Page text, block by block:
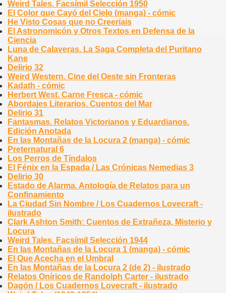
Weird Tales. Facsímil Selección 1950
El Color que Cayó del Cielo (manga) - cómic
He Visto Cosas que no Creeríais
El Astronomicón y Otros Textos en Defensa de la
Ciencia
Luna de Calaveras. La Saga Completa del Puritano
Kane
Delirio 32
Weird Western. Cine del Oeste sin Fronteras
Kadath - cómic
Herbert West. Carne Fresca - cómic
Abordajes Literarios. Cuentos del Mar
Delirio 31
Fantasmas. Relatos Victorianos y Eduardianos.
Edición Anotada
En las Montañas de la Locura 2 (manga) - cómic
Preternatural 6
Los Perros de Tíndalos
El Fénix en la Espada / Las Crónicas Nemedias 3
Delirio 30
Estado de Alarma. Antología de Relatos para un
Confinamiento
La Ciudad Sin Nombre / Los Cuadernos Lovecraft -
ilustrado
Clark Ashton Smith: Cuentos de Extrañeza, Misterio y
Locura
Weird Tales. Facsímil Selección 1944
En las Montañas de la Locura 1 (manga) - cómic
El Que Acecha en el Umbral
En las Montañas de la Locura 2 (de 2) - ilustrado
Relatos Oníricos de Randolph Carter - ilustrado
Dagón / Los Cuadernos Lovecraft - ilustrado